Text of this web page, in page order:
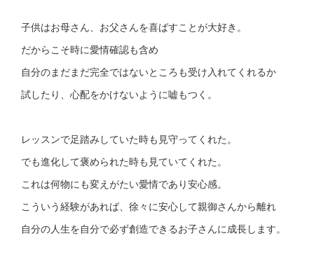
子供はお母さん、お父さんを喜ばすことが大好き。
だからこそ時に愛情確認も含め
自分のまだまだ完全ではないところも受け入れてくれるか
試したり、心配をかけないように嘘もつく。
レッスンで足踏みしていた時も見守ってくれた。
でも進化して褒められた時も見ていてくれた。
これは何物にも変えがたい愛情であり安心感。
こういう経験があれば、徐々に安心して親御さんから離れ
自分の人生を自分で必ず創造できるお子さんに成長します。